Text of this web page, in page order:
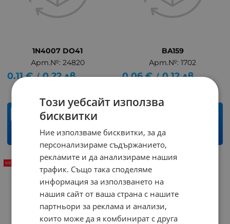
1N4007 DO41
Арт.№: 24820
0.11 € / 0.22 лв.
бр.
КУПИ
BA159
Арт.№: 1702
0.06 € / 0.12 лв.
бр.
КУПИ
НЕНАЛИЧЕН НЕНАЛИЧЕН
Този уебсайт използва
бисквитки
Ние използваме бисквитки, за да
персонализираме съдържанието,
рекламите и да анализираме нашия
трафик. Също така споделяме
информация за използването на
нашия сайт от ваша страна с нашите
партньори за реклама и анализи,
които може да я комбинират с друга